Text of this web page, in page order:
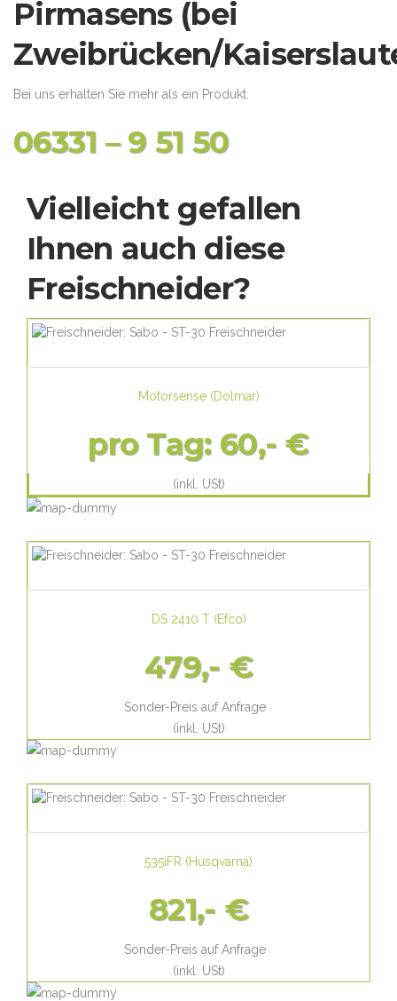
Pirmasens (bei
Zweibrücken/
Bei uns erhalten Sie mehr als ein Produkt.
06331 – 9 51 50
Vielleicht gefallen
Ihnen auch diese
Freischneider?
Motorsense (Dolmar)
pro Tag: 60,- €
(inkl. USt)
DS 2410 T(Efco)
479,- €
Sonder-Preis auf Anfrage
(inkl. USt)
535iFR (Husqvarna)
821,- €
Sonder-Preis auf Anfrage
(inkl. USt)